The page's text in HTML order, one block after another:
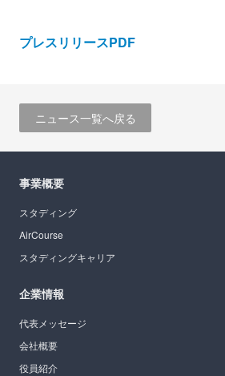
プレスリリースPDF
ニュース一覧へ戻る
事業概要
スタディング
AirCourse
スタディングキャリア
企業情報
代表メッセージ
会社概要
役員紹介